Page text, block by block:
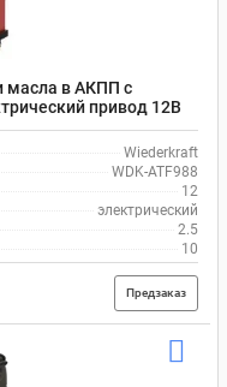
масла в АКПП с
привод 12В
Wiederkraft
WDK-ATF988
12
электрический
2.5
10
Предзаказ